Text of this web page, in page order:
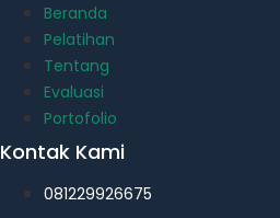
Beranda
Pelatihan
Tentang
Evaluasi
Portofolio
Kontak Kami
081229926675